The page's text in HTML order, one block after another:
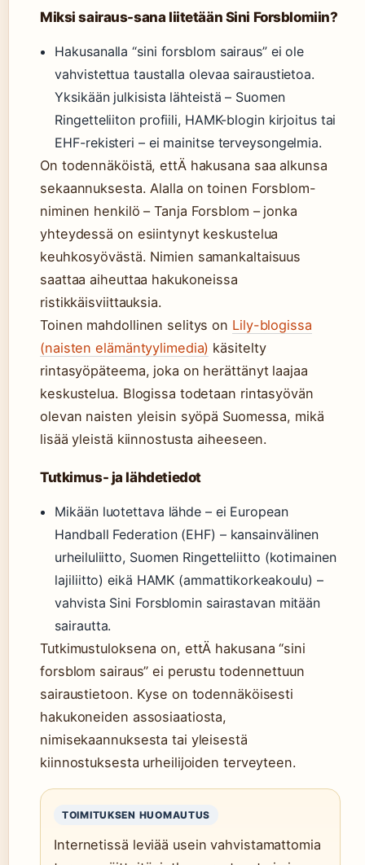
Miksi sairaus-sana liitetään Sini Forsblomiin?
Hakusanalla “sini forsblom sairaus” ei ole
vahvistettua taustalla olevaa sairaustietoa.
Yksikään julkisista lähteistä – Suomen
Ringetteliiton profiili, HAMK-blogin kirjoitus tai
EHF-rekisteri – ei mainitse terveysongelmia.
On todennäköistä, ettÄ hakusana saa alkunsa
sekaannuksesta. Alalla on toinen Forsblom-
niminen henkilö – Tanja Forsblom – jonka
yhteydessä on esiintynyt keskustelua
keuhkosyövästä. Nimien samankaltaisuus
saattaa aiheuttaa hakukoneissa
ristikkäisviittauksia.
Toinen mahdollinen selitys on Lily-blogissa
(naisten elämäntyylimedia) käsitelty
rintasyöpäteema, joka on herättänyt laajaa
keskustelua. Blogissa todetaan rintasyövän
olevan naisten yleisin syöpä Suomessa, mikä
lisää yleistä kiinnostusta aiheeseen.
Tutkimus- ja lähdetiedot
Mikään luotettava lähde – ei European
Handball Federation (EHF) – kansainvälinen
urheiluliitto, Suomen Ringetteliitto (kotimainen
lajiliitto) eikä HAMK (ammattikorkeakoulu) –
vahvista Sini Forsblomin sairastavan mitään
sairautta.
Tutkimustuloksena on, ettÄ hakusana “sini
forsblom sairaus” ei perustu todennettuun
sairaustietoon. Kyse on todennäköisesti
hakukoneiden assosiaatiosta,
nimisekaannuksesta tai yleisestä
kiinnostuksesta urheilijoiden terveyteen.
TOIMITUKSEN HUOMAUTUS
Internetissä leviää usein vahvistamattomia